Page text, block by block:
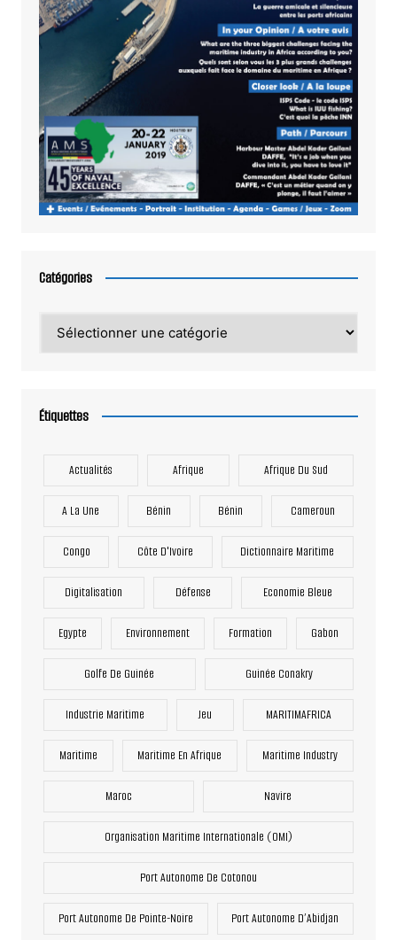
Catégories
Étiquettes
Actualités Afrique Afrique Du Sud
A La Une Bénin Bénin Cameroun
Congo Côte D'Ivoire Dictionnaire Maritime
Digitalisation Défense Economie Bleue
Egypte Environnement Formation Gabon
Golfe De Guinée Guinée Conakry
Industrie Maritime Jeu MARITIMAFRICA
Maritime Maritime En Afrique Maritime Industry
Maroc Navire
Organisation Maritime Internationale (OMI)
Port Autonome De Cotonou
Port Autonome De Pointe-Noire Port Autonome D’Abidjan